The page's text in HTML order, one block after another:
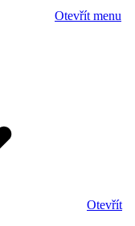
Otevřít menu
Otevřít